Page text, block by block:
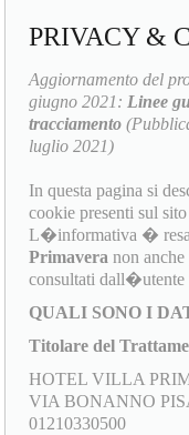
PRIVACY &
Aggiornamento del
giugno 2021: Linee
tracciamento
luglio 2021)
In questa pagina si
cookie presenti sul
L�informativa �
Primavera non
consultati
QUALI SONO I
Titolare del
HOTEL VILLA
VIA BONANNO
01210330500